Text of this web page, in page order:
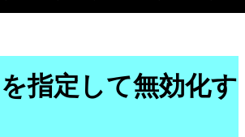
指定して無効化す